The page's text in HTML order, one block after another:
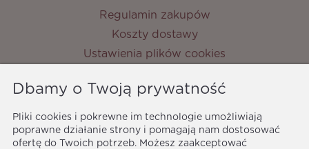
Regulamin zakupów
Koszty dostawy
Ustawienia plików cookies
Metody płatności
Ochrona danych osobowych
Polityka prywatności
Dbamy o Twoją prywatność
Pliki cookies i pokrewne im technologie umożliwiają
poprawne działanie strony i pomagają nam dostosować
ofertę do Twoich potrzeb. Możesz zaakceptować